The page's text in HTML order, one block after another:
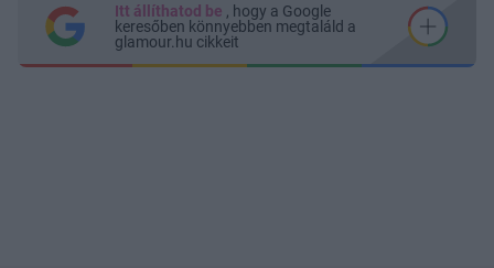
Itt állíthatod be , hogy a Google
keresőben könnyebben megtaláld a
glamour.hu cikkeit